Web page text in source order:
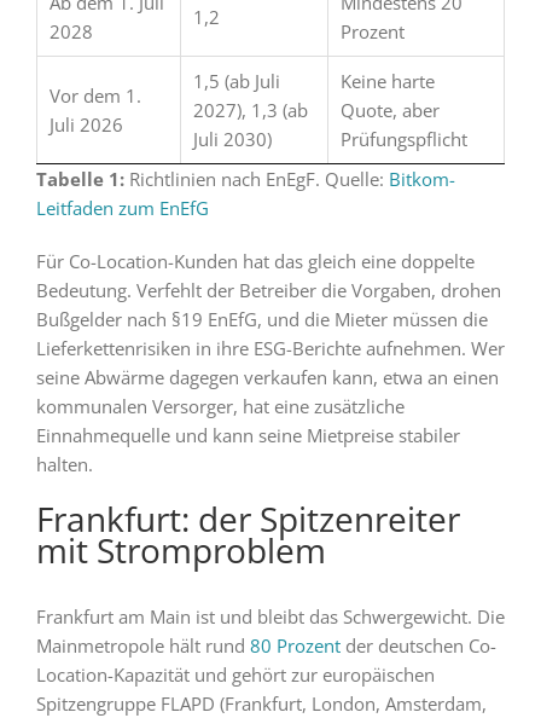
2028
1,2
Prozent
Vor dem 1.
Juli 2026
1,5 (ab Juli
2027), 1,3 (ab
Juli 2030)
Keine harte
Quote, aber
Prüfungspflicht
Tabelle 1:Richtlinien nach EnEgF. Quelle: Bitkom-
Leitfaden zum EnEfG
Für Co-Location-Kunden hat das gleich eine doppelte
Bedeutung. Verfehlt der Betreiber die Vorgaben, drohen
Bußgelder nach §19 EnEfG, und die Mieter müssen die
Lieferkettenrisiken in ihre ESG-Berichte aufnehmen. Wer
seine Abwärme dagegen verkaufen kann, etwa an einen
kommunalen Versorger, hat eine zusätzliche
Einnahmequelle und kann seine Mietpreise stabiler
halten.
Frankfurt: der Spitzenreiter
mit Stromproblem
Frankfurt am Main ist und bleibt das Schwergewicht. Die
Mainmetropole hält rund 80 Prozentder deutschen Co-
Location-Kapazität und gehört zur europäischen
Spitzengruppe FLAPD (Frankfurt, London, Amsterdam,